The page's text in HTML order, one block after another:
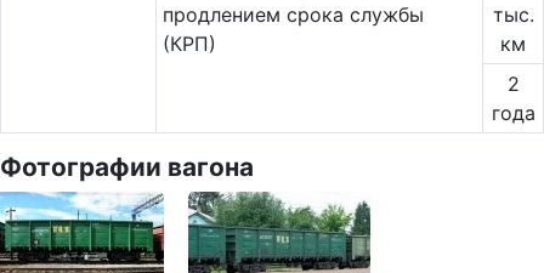
продлением срока службы
(КРП)
тыс.
км
2
года
Фотографии вагона